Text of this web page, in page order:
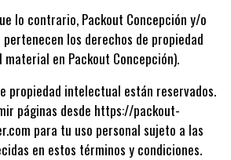
lo contrario, Packout Concepción y/o
los derechos de propiedad
en Packout Concepción).
propiedad intelectual están reservados.
páginas desde https://packout-
para tu uso personal sujeto a las
en estos términos y condiciones.